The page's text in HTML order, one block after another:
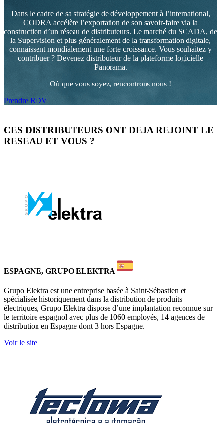
Dans le cadre de sa stratégie de développement à l’international,
CODRA accélère l’exportation de son savoir-faire via la
construction d’un réseau de distributeurs. Le marché du SCADA, de
la Supervision et plus généralement de la transformation digitale,
connaissent mondialement une forte croissance. Vous souhaitez y
contribuer ? Devenez distributeur de la plateforme logicielle
Panorama.
Où que vous soyez, rencontrons nous !
Prendre RDV
CES DISTRIBUTEURS ONT DEJA REJOINT LE
RESEAU ET VOUS ?
ESPAGNE, GRUPO ELEKTRA
Grupo Elektra est une entreprise basée à Saint-Sébastien et
spécialisée historiquement dans la distribution de produits
électriques, Grupo Elektra dispose d’une implantation reconnue sur
le territoire espagnol avec plus de 1060 employés, 14 agences de
distribution en Espagne dont 3 hors Espagne.
Voir le site